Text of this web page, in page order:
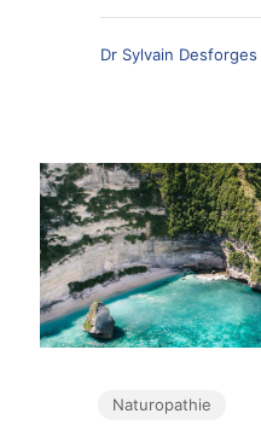
Dr Sylvain Desforges
Naturopathie